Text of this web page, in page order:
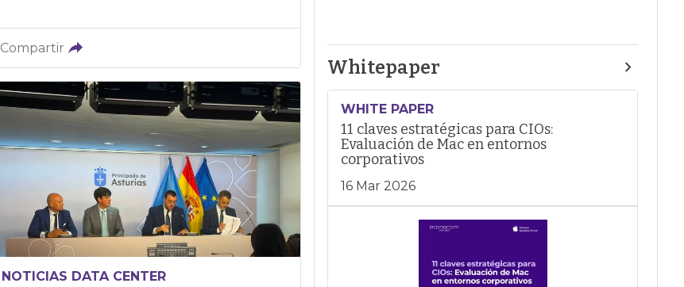
Compartir
NOTICIAS DATA CENTER
Whitepaper
WHITE PAPER
11 claves estratégicas para CIOs:
Evaluación de Mac en entornos
corporativos
16 Mar 2026